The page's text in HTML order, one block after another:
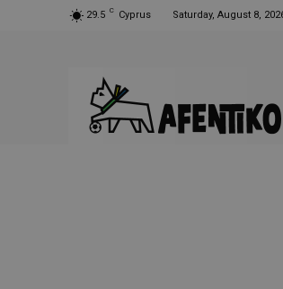
29.5 C Cyprus Saturday, August 8,